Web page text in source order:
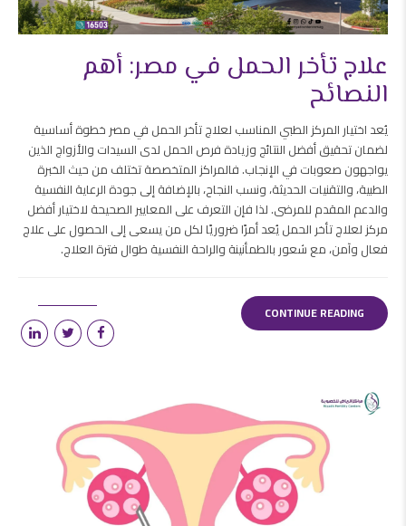
علاج تأخر الحمل في مصر: أهم
النصائح
يُعد اختيار المركز الطبي المناسب لعلاج تأخر الحمل في مصر خطوة أساسية
لضمان تحقيق أفضل النتائج وزيادة فرص الحمل لدى السيدات والأزواج الذين
يواجهون صعوبات في الإنجاب. فالمراكز المتخصصة تختلف من حيث الخبرة
الطبية، والتقنيات الحديثة، ونسب النجاح، بالإضافة إلى جودة الرعاية النفسية
والدعم المقدم للمرضى. لذا فإن التعرف على المعايير الصحيحة لاختيار أفضل
مركز لعلاج تأخر الحمل يُعد أمرًا ضروريًا لكل من يسعى إلى الحصول على علاج
فعال وآمن، مع شعور بالطمأنينة والراحة النفسية طوال فترة العلاج.
CONTINUE READING